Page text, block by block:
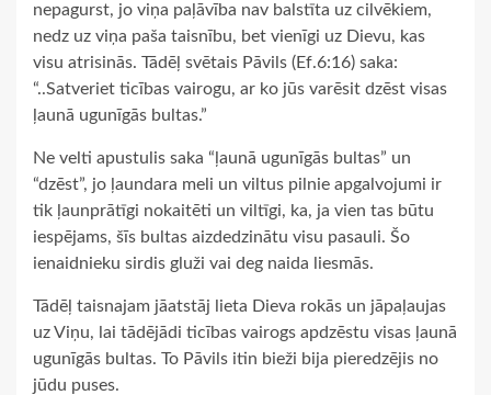
nepagurst, jo viņa paļāvība nav balstīta uz cilvēkiem,
nedz uz viņa paša taisnību, bet vienīgi uz Dievu, kas
visu atrisinās. Tādēļ svētais Pāvils (Ef.6:16) saka:
“..Satveriet ticības vairogu, ar ko jūs varēsit dzēst visas
ļaunā ugunīgās bultas.”
Ne velti apustulis saka “ļaunā ugunīgās bultas” un
“dzēst”, jo ļaundara meli un viltus pilnie apgalvojumi ir
tik ļaunprātīgi nokaitēti un viltīgi, ka, ja vien tas būtu
iespējams, šīs bultas aizdedzinātu visu pasauli. Šo
ienaidnieku sirdis gluži vai deg naida liesmās.
Tādēļ taisnajam jāatstāj lieta Dieva rokās un jāpaļaujas
uz Viņu, lai tādējādi ticības vairogs apdzēstu visas ļaunā
ugunīgās bultas. To Pāvils itin bieži bija pieredzējis no
jūdu puses.